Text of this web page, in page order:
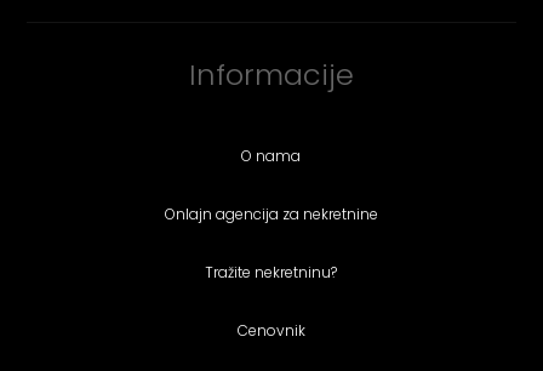
Informacije
O nama
Onlajn agencija za nekretnine
Tražite nekretninu?
Cenovnik